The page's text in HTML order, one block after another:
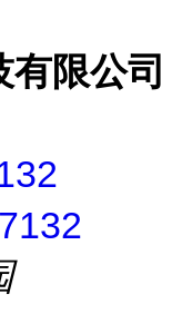
限公司